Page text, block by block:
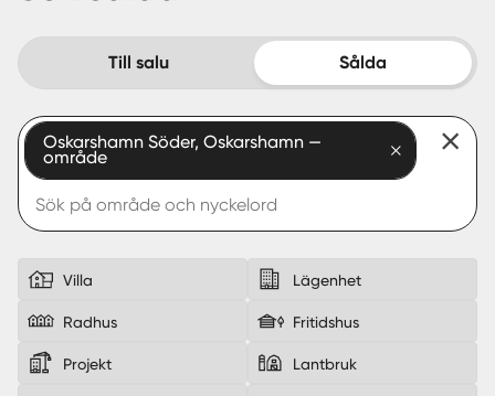
Köpa
Guider
Start
Logga in
Till salu Sålda
Oskarshamn Söder, Oskarshamn —
område
Villa Lägenhet
Radhus Fritidshus
Projekt Lantbruk